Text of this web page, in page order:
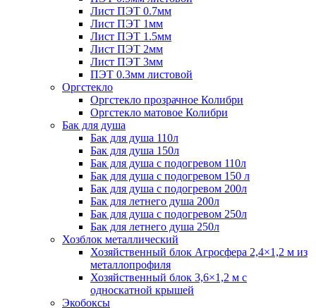
Лист ПЭТ 0.7мм
Лист ПЭТ 1мм
Лист ПЭТ 1.5мм
Лист ПЭТ 2мм
Лист ПЭТ 3мм
ПЭТ 0.3мм листовой
Оргстекло
Оргстекло прозрачное Колибри
Оргстекло матовое Колибри
Бак для душа
Бак для душа 110л
Бак для душа 150л
Бак для душа с подогревом 110л
Бак для душа с подогревом 150 л
Бак для душа с подогревом 200л
Бак для летнего душа 200л
Бак для душа с подогревом 250л
Бак для летнего душа 250л
Хозблок металлический
Хозяйственный блок Агросфера 2,4×1,2 м из
металлопрофиля
Хозяйственный блок 3,6×1,2 м с
односкатной крышей
Экобоксы